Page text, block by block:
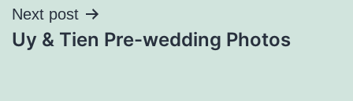
bài
viết
Next post
Uy & Tien Pre-wedding Photos